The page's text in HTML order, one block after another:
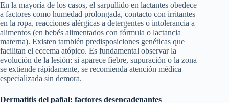
En la mayoría de los casos, el sarpullido en lactantes obedece
a factores como humedad prolongada, contacto con irritantes
en la ropa, reacciones alérgicas a detergentes o intolerancia a
alimentos (en bebés alimentados con fórmula o lactancia
materna). Existen también predisposiciones genéticas que
facilitan el eccema atópico. Es fundamental observar la
evolución de la lesión: si aparece fiebre, supuración o la zona
se extiende rápidamente, se recomienda atención médica
especializada sin demora.
Dermatitis del pañal: factores desencadenantes